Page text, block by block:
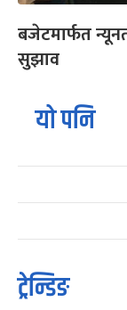
बजेटमार्फत
सुझाव
यो पनि
ट्रेन्डिङ